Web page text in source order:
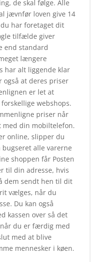
de skal følge. Alle
jævnfør loven give 14
har foretaget dit
tilfælde giver
end standard
længere
har alt liggende klar
at deres priser
er let at
webshops.
priser når
din mobiltelefon.
online, slipper du
alle varerne
shoppen får Posten
til din adresse, hvis
dem sendt hen til dit
vælges, når du
Du kan også
kassen over så det
du er færdig med
med at blive
mennesker i køen.